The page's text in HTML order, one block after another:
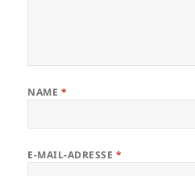
NAME *
E-MAIL-ADRESSE *